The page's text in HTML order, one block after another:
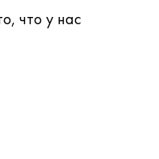
что у нас